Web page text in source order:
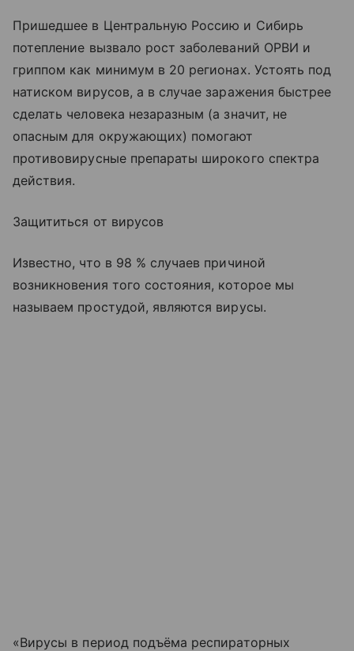
Пришедшее в Центральную Россию и Сибирь
потепление вызвало рост заболеваний ОРВИ и
гриппом как минимум в 20 регионах. Устоять под
натиском вирусов, а в случае заражения быстрее
сделать человека незаразным (а значит, не
опасным для окружающих) помогают
противовирусные препараты широкого спектра
действия.
Защититься от вирусов
Известно, что в 98 % случаев причиной
возникновения того состояния, которое мы
называем простудой, являются вирусы.
«Вирусы в период подъёма респираторных